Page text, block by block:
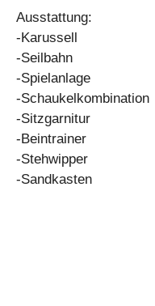
Ausstattung:
-Karussell
-Seilbahn
-Spielanlage
-Schaukelkombination
-Sitzgarnitur
-Beintrainer
-Stehwipper
-Sandkasten